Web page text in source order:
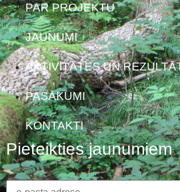
PAR PROJEKTU
JAUNUMI
AKTIVITĀTES UN
PASĀKUMI
KONTAKTI
Pieteikties jaunumiem